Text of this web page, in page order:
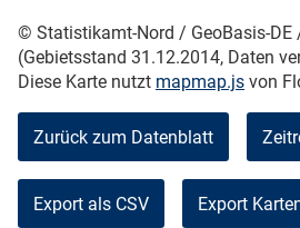
© Statistikamt-Nord / GeoBasis-DE
(Gebietsstand 31.12.2014, Daten
Diese Karte nutzt mapmap.js von
Zurück zum Datenblatt
Export als CSV